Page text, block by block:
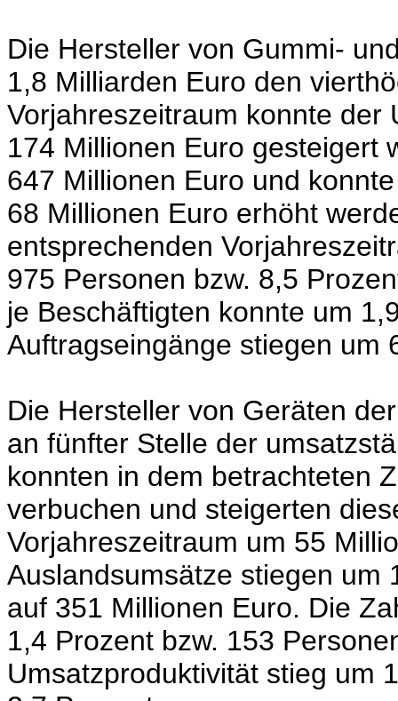
Die Hersteller von Gummi-
1,8 Milliarden Euro den
Vorjahreszeitraum konnte der
174 Millionen Euro gesteigert
647 Millionen Euro und
68 Millionen Euro erhöht
entsprechenden
975 Personen bzw. 8,5
je Beschäftigten konnte um
Auftragseingänge stiegen um
Die Hersteller von Geräten
an fünfter Stelle der
konnten in dem betrachteten
verbuchen und steigerten
Vorjahreszeitraum um 55
Auslandsumsätze stiegen um
auf 351 Millionen Euro. Die
1,4 Prozent bzw. 153
Umsatzproduktivität stieg um